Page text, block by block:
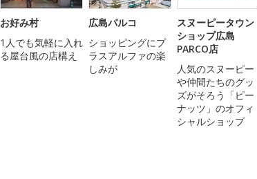
お好み村
1人でも気軽に入れ
る屋台風の店構え
広島パルコ
ショッピングにプ
ラスアルファの楽
しみが
スヌーピータウン
ショップ広島
PARCO店
人気のスヌーピー
や仲間たちのグッ
ズがそろう「ピー
ナッツ」のオフィ
シャルショップ